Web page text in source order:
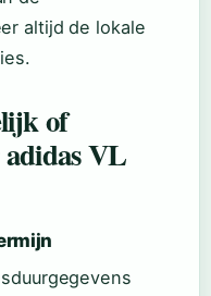
altijd de lokale
of
VL